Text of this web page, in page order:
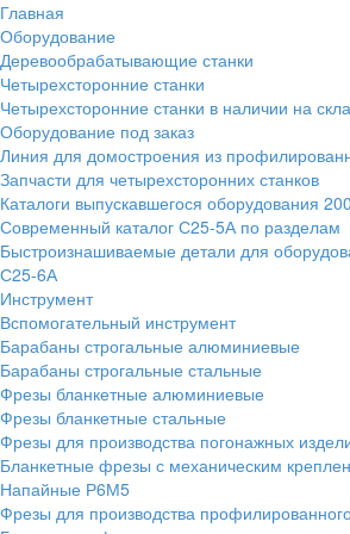
Главная
Оборудование
Деревообрабатывающие станки
Четырехсторонние станки
Четырехсторонние станки в наличии на
Оборудование под заказ
Линия для домостроения из
Запчасти для четырехсторонних станков
Каталоги выпускавшегося оборудования
Современный каталог С25-5А по разделам
Быстроизнашиваемые детали для
С25-6А
Инструмент
Вспомогательный инструмент
Барабаны строгальные алюминиевые
Барабаны строгальные стальные
Фрезы бланкетные алюминиевые
Фрезы бланкетные стальные
Фрезы для производства погонажных
Бланкетные фрезы с механическим
Напайные Р6М5
Фрезы для производства